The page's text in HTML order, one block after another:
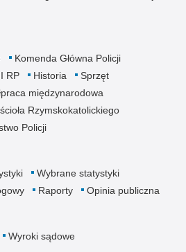
Komenda Główna Policji
RP Historia
Sprzęt
międzynarodowa
Rzymskokatolickiego
Policji
Wybrane statystyki
Raporty Opinia publiczna
Wyroki sądowe